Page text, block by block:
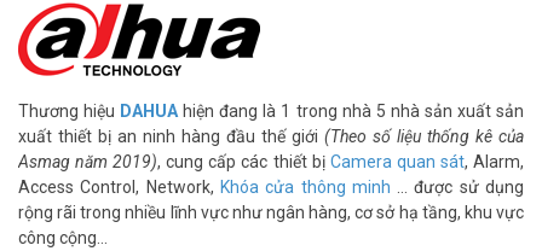
Thương hiệu DAHUA hiện đang là 1 trong nhà 5 nhà sản xuất sản
xuất thiết bị an ninh hàng đầu thế giới (Theo số liệu thống kê của
Asmag năm 2019), cung cấp các thiết bị Camera quan sát, Alarm,
Access Control, Network, Khóa cửa thông minh … được sử dụng
rộng rãi trong nhiều lĩnh vực như ngân hàng, cơ sở hạ tầng, khu vực
công cộng…